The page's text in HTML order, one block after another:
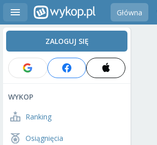
Główna
ZALOGUJ SIĘ
WYKOP
Ranking
Osiągnięcia